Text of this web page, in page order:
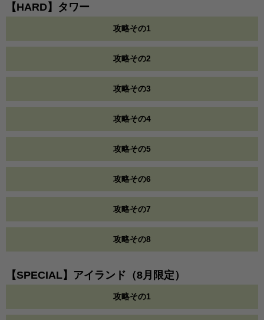
【HARD】タワー
攻略その1
攻略その2
攻略その3
攻略その4
攻略その5
攻略その6
攻略その7
攻略その8
【SPECIAL】アイランド（8月限定）
攻略その1